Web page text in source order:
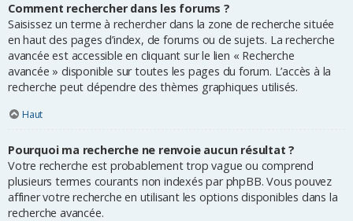
Comment rechercher dans les forums ?
Saisissez un terme à rechercher dans la zone de recherche située
en haut des pages d’index, de forums ou de sujets. La recherche
avancée est accessible en cliquant sur le lien « Recherche
avancée » disponible sur toutes les pages du forum. L’accès à la
recherche peut dépendre des thèmes graphiques utilisés.
Haut
Pourquoi ma recherche ne renvoie aucun résultat ?
Votre recherche est probablement trop vague ou comprend
plusieurs termes courants non indexés par phpBB. Vous pouvez
affiner votre recherche en utilisant les options disponibles dans la
recherche avancée.